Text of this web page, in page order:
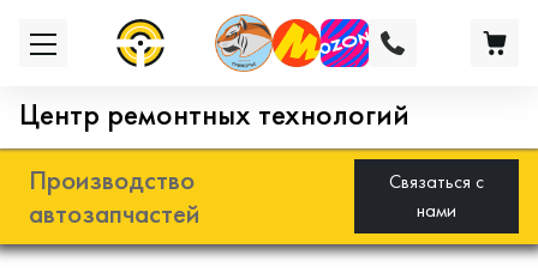
Центр ремонтных технологий
Производство
автозапчастей
Связаться с
нами